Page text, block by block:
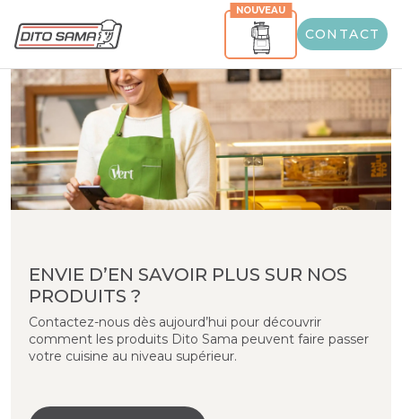
NOUVEAU
CONTACT
ENVIE D’EN SAVOIR PLUS SUR NOS
PRODUITS ?
Contactez-nous dès aujourd’hui pour découvrir
comment les produits Dito Sama peuvent faire passer
votre cuisine au niveau supérieur.